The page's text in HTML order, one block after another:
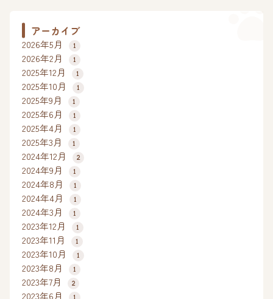
アーカイブ
2026年5月 1
2026年2月 1
2025年12月 1
2025年10月 1
2025年9月 1
2025年6月 1
2025年4月 1
2025年3月 1
2024年12月 2
2024年9月 1
2024年8月 1
2024年4月 1
2024年3月 1
2023年12月 1
2023年11月 1
2023年10月 1
2023年8月 1
2023年7月 2
2023年6月